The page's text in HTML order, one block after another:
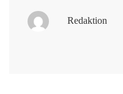
Redaktion